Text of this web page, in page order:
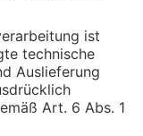
ist
technische
Auslieferung
Art. 6 Abs. 1